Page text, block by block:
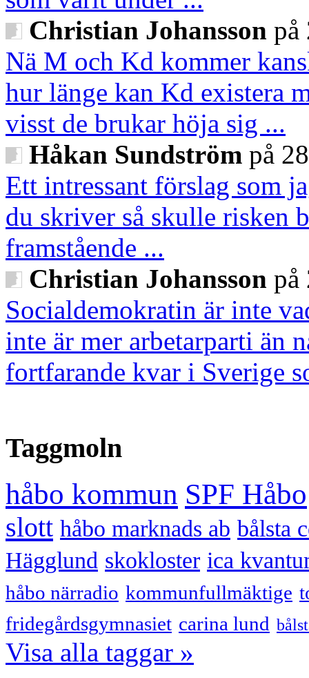
Christian Johansson på
Nä M och Kd kommer
hur länge kan Kd existera
visst de brukar höja sig ...
Håkan Sundström på
Ett intressant förslag som
du skriver så skulle risken
framstående ...
Christian Johansson på
Socialdemokratin är inte
inte är mer arbetarparti än
fortfarande kvar i Sverige
Taggmoln
håbo kommun SPF Håbo
slott håbo marknads ab bålsta
Hägglund skokloster ica
håbo närradio kommunfullmäktige
fridegårdsgymnasiet carina lund
Visa alla taggar »